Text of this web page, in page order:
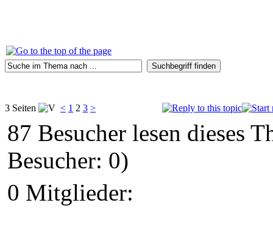
3 Seiten < 1 2 3 >
87 Besucher lesen dieses
Besucher: 0)
0 Mitglieder: